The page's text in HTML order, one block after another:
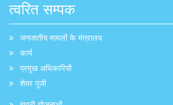
त्वरित सम्पक
जनजातीय मामलों के मंत्रालय
कार्य
प्रमुख अधिकारियों
शेयर पूंजी